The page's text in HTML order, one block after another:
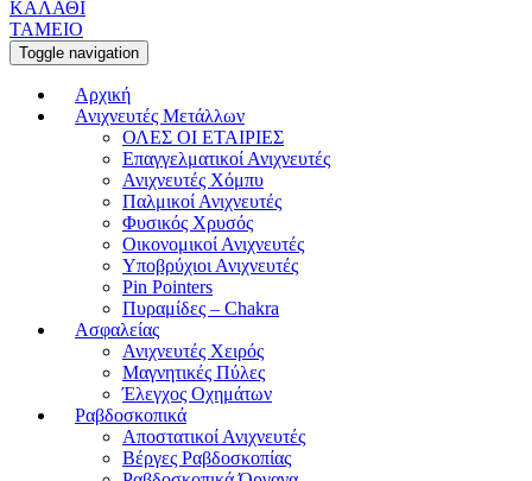
ΚΑΛΑΘΙ
ΤΑΜΕΙΟ
Toggle navigation
Αρχική
Ανιχνευτές Μετάλλων
ΟΛΕΣ ΟΙ ΕΤΑΙΡΙΕΣ
Επαγγελματικοί Ανιχνευτές
Ανιχνευτές Χόμπυ
Παλμικοί Ανιχνευτές
Φυσικός Χρυσός
Οικονομικοί Ανιχνευτές
Υποβρύχιοι Ανιχνευτές
Pin Pointers
Πυραμίδες – Chakra
Ασφαλείας
Ανιχνευτές Χειρός
Μαγνητικές Πύλες
Έλεγχος Οχημάτων
Ραβδοσκοπικά
Αποστατικοί Ανιχνευτές
Βέργες Ραβδοσκοπίας